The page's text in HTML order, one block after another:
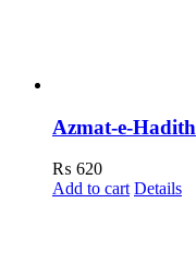
Azmat-e-Hadith
₨ 620
Add to cart Details